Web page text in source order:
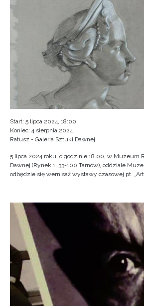
Start: 5 lipca 2024, 18:00
Koniec: 4 sierpnia 2024
Ratusz - Galeria Sztuki Dawnej
5 lipca 2024 roku, o godzinie 18.00, w Muzeum
Dawnej (Rynek 1, 33-100 Tarnów), oddziale
odbędzie się wernisaż wystawy czasowej pt.